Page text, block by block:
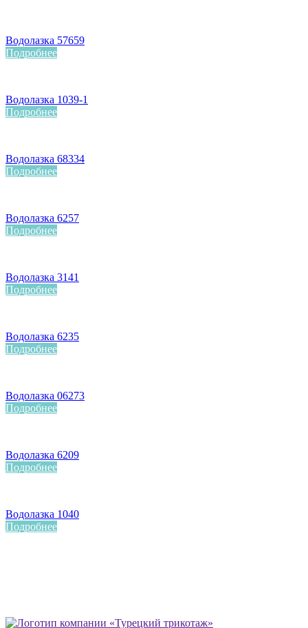
Водолазка 57659
Подробнее
Водолазка 1039-1
Подробнее
Водолазка 68334
Подробнее
Водолазка 6257
Подробнее
Водолазка 3141
Подробнее
Водолазка 6235
Подробнее
Водолазка 06273
Подробнее
Водолазка 6209
Подробнее
Водолазка 1040
Подробнее